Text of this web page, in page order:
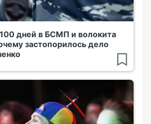
дней в БСМП и волокита
застопорилось дело